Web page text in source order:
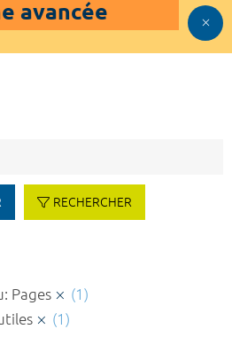
avancée
RECHERCHER
Pages
(1)
(1)